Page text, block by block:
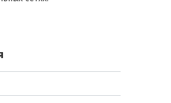
электрического монтажа.
длинных кровельных листов.